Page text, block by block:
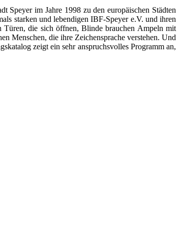
Speyer im Jahre 1998 zu den europäischen Städten
starken und lebendigen IBF-Speyer e.V. und ihren
Türen, die sich öffnen, Blinde brauchen Ampeln mit
Menschen, die ihre Zeichensprache verstehen. Und
zeigt ein sehr anspruchsvolles Programm an,